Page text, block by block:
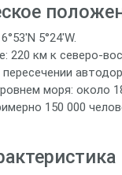
5°24′W.
220 км к
моря: около
150 000